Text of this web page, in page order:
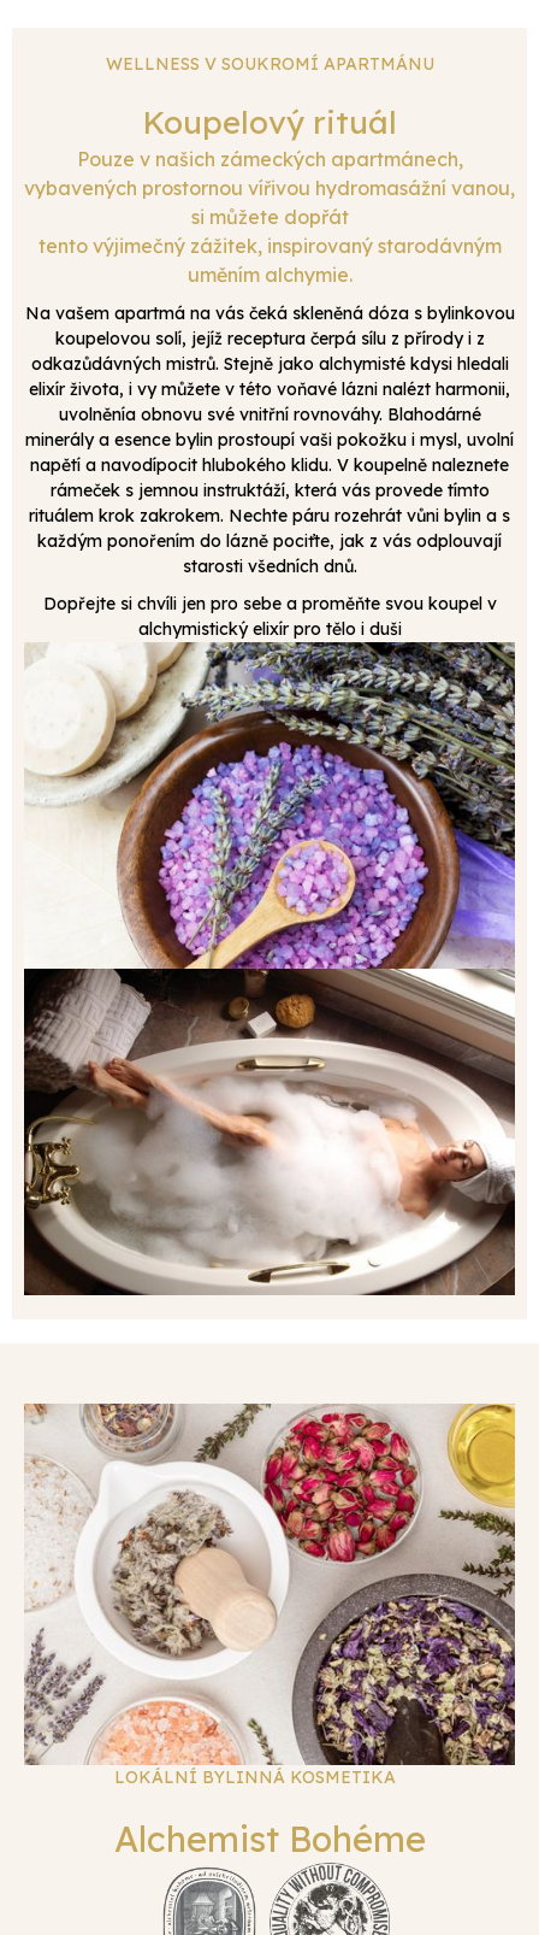
WELLNESS V SOUKROMÍ APARTMÁNU
Koupelový rituál
Pouze v našich zámeckých apartmánech,
vybavených prostornou vířivou hydromasážní vanou,
si můžete dopřát
tento výjimečný zážitek, inspirovaný starodávným
uměním alchymie.
Na vašem apartmá na vás čeká skleněná dóza s bylinkovou
koupelovou solí, jejíž receptura čerpá sílu z přírody i z
odkazůdávných mistrů. Stejně jako alchymisté kdysi hledali
elixír života, i vy můžete v této voňavé lázni nalézt harmonii,
uvolněnía obnovu své vnitřní rovnováhy. Blahodárné
minerály a esence bylin prostoupí vaši pokožku i mysl, uvolní
napětí a navodípocit hlubokého klidu. V koupelně naleznete
rámeček s jemnou instruktáží, která vás provede tímto
rituálem krok zakrokem. Nechte páru rozehrát vůni bylin a s
každým ponořením do lázně pociťte, jak z vás odplouvají
starosti všedních dnů.
Dopřejte si chvíli jen pro sebe a proměňte svou koupel v
alchymistický elixír pro tělo i duši
LOKÁLNÍ BYLINNÁ KOSMETIKA
Alchemist Bohéme